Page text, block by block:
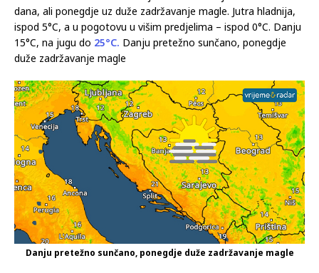
18°C, na jugu do 24°C. U Hercegovini će puhati slab do
umjeren sjeverni vjetar, drugdje mirno.
Pretežno sunčano u većini mjesta se nastavlja i narednih
dana, ali ponegdje uz duže zadržavanje magle. Jutra hladnija,
ispod 5°C, a u pogotovu u višim predjelima – ispod 0°C. Danju
15°C, na jugu do25°C. Danju pretežno sunčano, ponegdje
duže zadržavanje magle